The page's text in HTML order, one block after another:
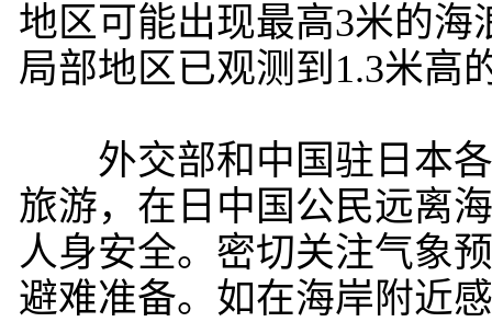
地区可能出现最高3米的
局部地区已观测到1.3米高
外交部和中国驻日本各
旅游，在日中国公民远离
人身安全。密切关注气象
避难准备。如在海岸附近